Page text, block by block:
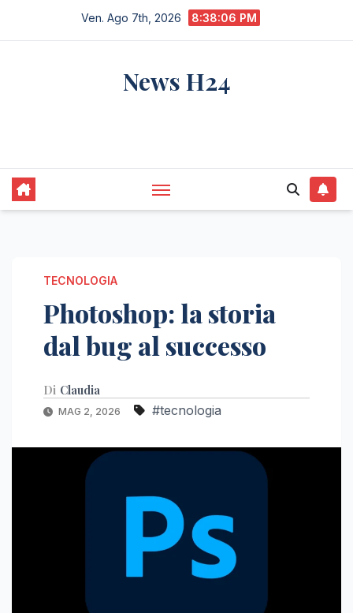
Ven. Ago 7th, 2026 8:38:07 PM
News H24
TECNOLOGIA
Photoshop: la storia
dal bug al successo
Di Claudia
MAG 2, 2026 #tecnologia